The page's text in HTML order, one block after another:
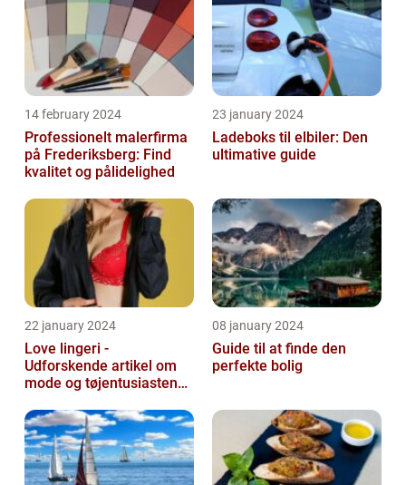
14 february 2024
Professionelt malerfirma
på Frederiksberg: Find
kvalitet og pålidelighed
23 january 2024
Ladeboks til elbiler: Den
ultimative guide
22 january 2024
Love lingeri -
Udforskende artikel om
mode og tøjentusiastens
08 january 2024
Guide til at finde den
perfekte bolig